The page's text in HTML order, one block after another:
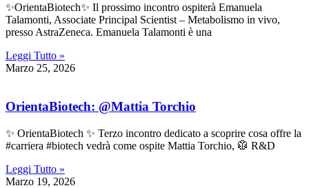
✨OrientaBiotech✨ Il prossimo incontro ospiterà Emanuela
Talamonti, Associate Principal Scientist – Metabolismo in vivo,
presso AstraZeneca. Emanuela Talamonti è una
Leggi Tutto »
Marzo 25, 2026
OrientaBiotech: @Mattia Torchio
✨ OrientaBiotech ✨ Terzo incontro dedicato a scoprire cosa offre la
#carriera #biotech vedrà come ospite Mattia Torchio, 🥼 R&D
Leggi Tutto »
Marzo 19, 2026